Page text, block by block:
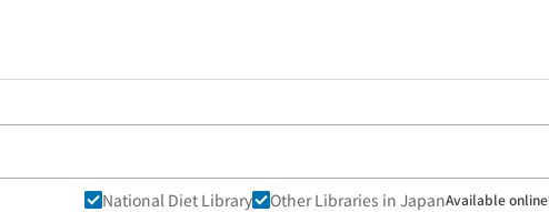
National Diet Library Other Libraries in JapanAvailable online